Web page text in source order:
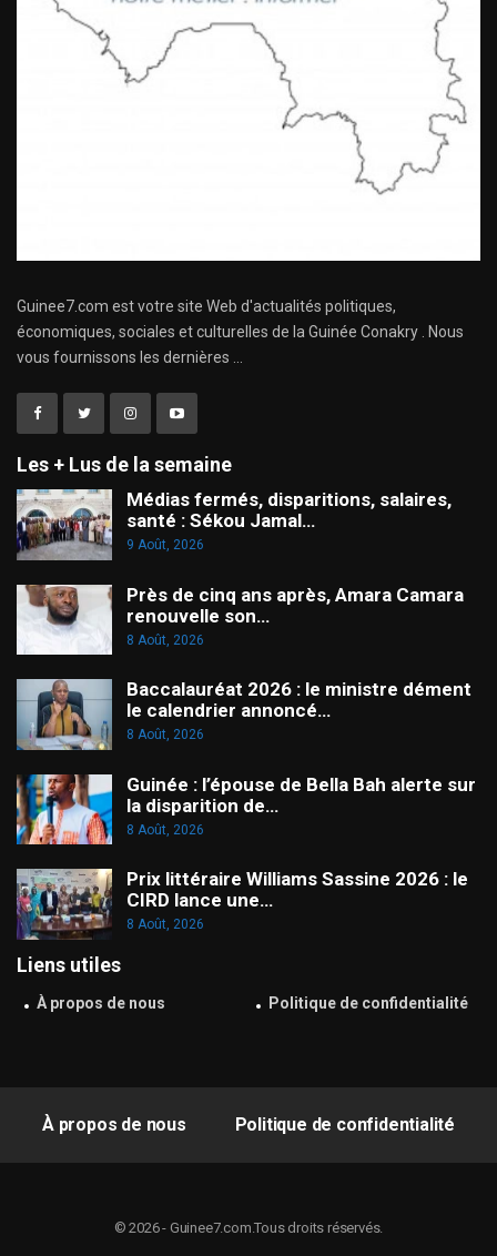
Guinee7.com est votre site Web d'actualités politiques,
économiques, sociales et culturelles de la Guinée Conakry . Nous
vous fournissons les dernières ...
Les + Lus de la semaine
Médias fermés, disparitions, salaires,
santé : Sékou Jamal…
9 Août, 2026
Près de cinq ans après, Amara Camara
renouvelle son…
8 Août, 2026
Baccalauréat 2026 : le ministre dément
le calendrier annoncé…
8 Août, 2026
Guinée : l’épouse de Bella Bah alerte sur
la disparition de…
8 Août, 2026
Prix littéraire Williams Sassine 2026 : le
CIRD lance une…
8 Août, 2026
Liens utiles
À propos de nous Politique de confidentialité
À propos de nous Politique de confidentialité
© 2026 - Guinee7.com.Tous droits réservés.